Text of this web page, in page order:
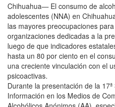
Chihuahua— El consumo de
adolescentes (NNA) en
las mayores preocupaciones
organizaciones dedicadas a la
luego de que indicadores
hasta un 80 por ciento en el
una creciente vinculación con el
psicoactivas.
Durante la presentación de la
Información en los Medios de